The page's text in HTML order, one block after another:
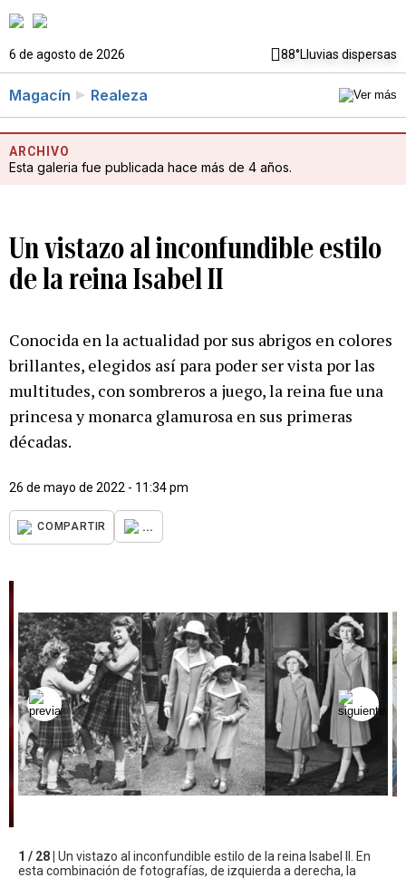
6 de agosto de 2026 88°Lluvias dispersas
Magacín Realeza
ARCHIVO
Esta galeria fue publicada hace más de 4 años.
Un vistazo al inconfundible estilo
de la reina Isabel II
Conocida en la actualidad por sus abrigos en colores
brillantes, elegidos así para poder ser vista por las
multitudes, con sombreros a juego, la reina fue una
princesa y monarca glamurosa en sus primeras
décadas.
26 de mayo de 2022 - 11:34 pm
COMPARTIR ...
1 / 28 | Un vistazo al inconfundible estilo de la reina Isabel II. En
esta combinación de fotografías, de izquierda a derecha, la